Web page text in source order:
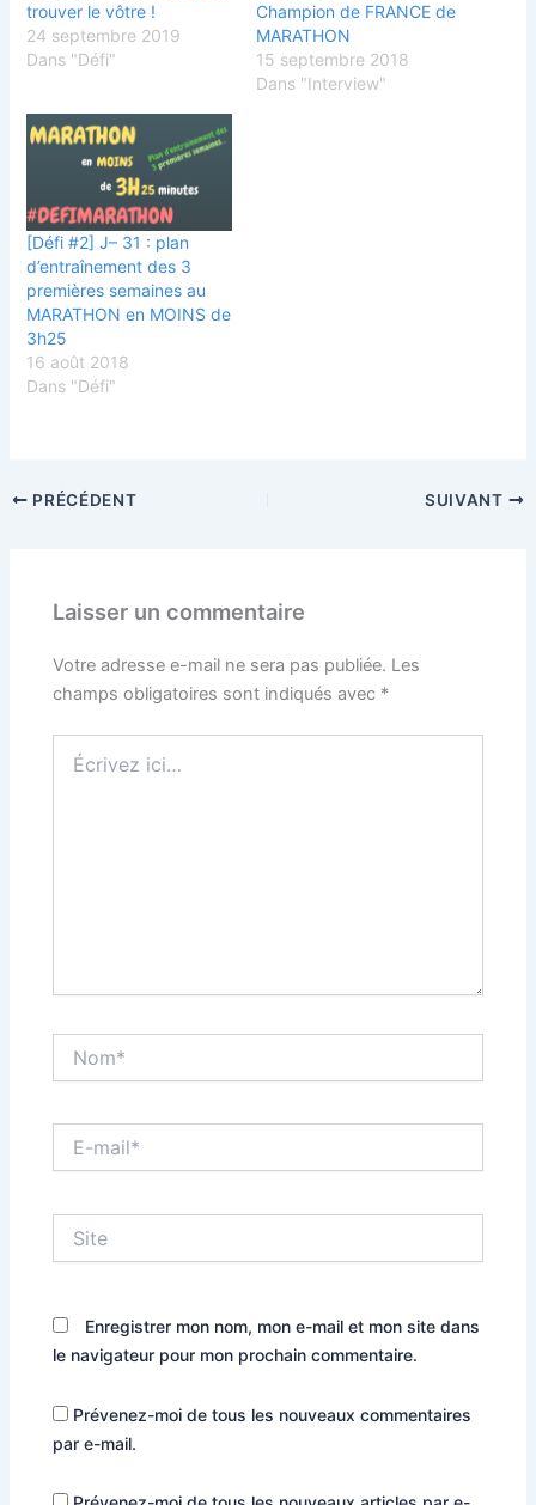
trouver le vôtre !
24 septembre 2019
Dans "Défi"
Champion de FRANCE de
MARATHON
15 septembre 2018
Dans "Interview"
[Défi #2] J– 31 : plan
d’entraînement des 3
premières semaines au
MARATHON en MOINS de
3h25
16 août 2018
Dans "Défi"
PRÉCÉDENT SUIVANT
Laisser un commentaire
Votre adresse e-mail ne sera pas publiée. Les
champs obligatoires sont indiqués avec *
ici…
mail*
Enregistrer mon nom, mon e-mail et mon site dans
le navigateur pour mon prochain commentaire.
Prévenez-moi de tous les nouveaux commentaires
par e-mail.